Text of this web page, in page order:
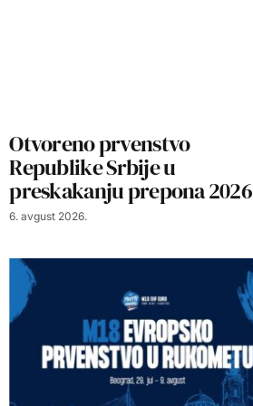
Otvoreno prvenstvo
Republike Srbije u
preskakanju prepona 2026
6. avgust 2026.